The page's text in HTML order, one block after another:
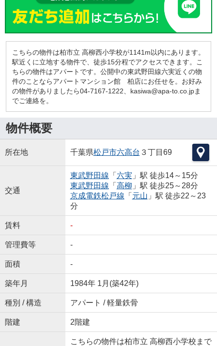
こちらの物件は柏市立 高柳西小学校が1141m以内にあります。
駅近くに立地する物件で、徒歩15分程でアクセスできます。こ
ちらの物件はアパートです。公開中の東武野田線六実近くの物
件のことならアパートマンション館 柏店にお任せを。お好み
の物件がありましたら04-7167-1222、kasiwa@apa-to.co.jpま
でご連絡を。
物件概要
所在地 千葉県松戸市六高台 ３丁目69
交通
東武野田線 「 六実 」駅 徒歩14～15分
東武野田線 「 高柳 」駅 徒歩25～28分
京成電鉄松戸線 「 元山 」駅 徒歩22～23
分
賃料 -
管理費等 -
面積 -
築年月 1984年 1月(築42年)
種別 / 構造 アパート / 軽量鉄骨
階建 2階建
こちらの物件は柏市立 高柳西小学校まで